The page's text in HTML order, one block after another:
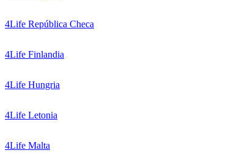
4Life República Checa
4Life Finlandia
4Life Hungria
4Life Letonia
4Life Malta